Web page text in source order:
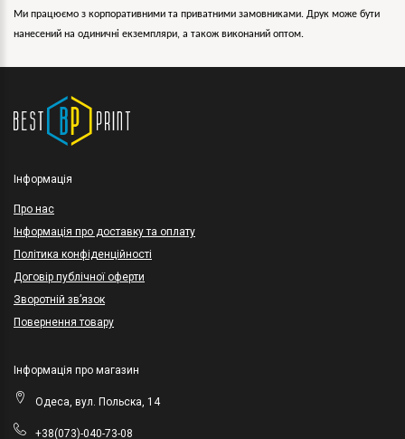
Ми працюємо з корпоративними та приватними замовниками. Друк може бути
нанесений на одиничні екземпляри, а також виконаний оптом.
Інформація
Про нас
Інформація про доставку та оплату
Політика конфіденційності
Договір публічної оферти
Зворотній зв’язок
Повернення товару
Інформація про магазин
Одеса, вул. Польска, 14
+38(073)-040-73-08